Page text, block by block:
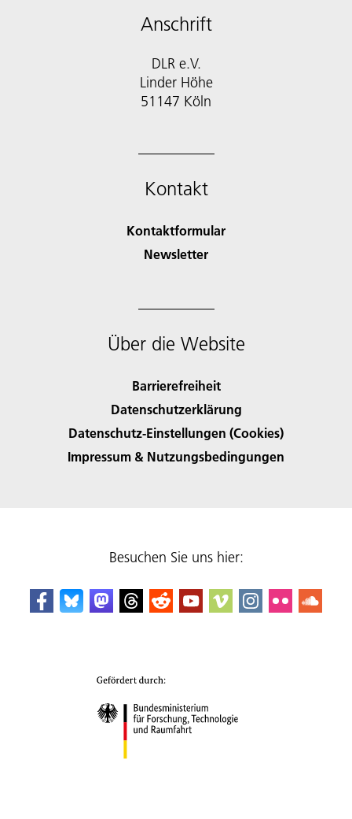
Anschrift
DLR e.V.
Linder Höhe
51147 Köln
Kontakt
Kontaktformular
Newsletter
Über die Website
Barrierefreiheit
Datenschutzerklärung
Datenschutz-Einstellungen (Cookies)
Impressum & Nutzungsbedingungen
Besuchen Sie uns hier: